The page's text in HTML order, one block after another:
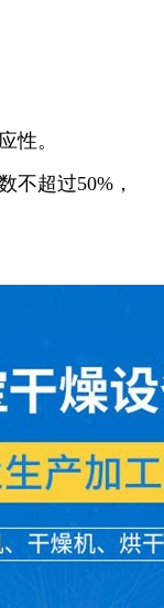
性。
不超过50%，